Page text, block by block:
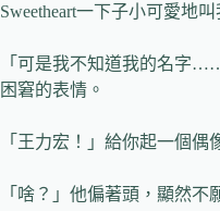
Sweetheart一下子小可愛地
「可是我不知道我的名字
困窘的表情。
「王力宏！」給你起一個偶
「啥？」他偏著頭，顯然不